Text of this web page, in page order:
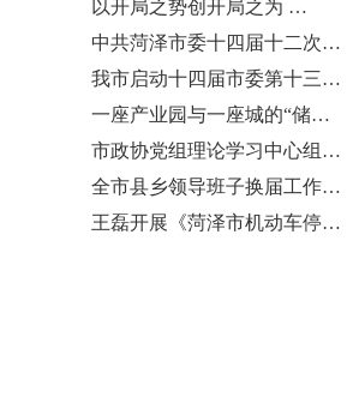
以开局之势创开局之为 …
中共菏泽市委十四届十二次…
我市启动十四届市委第十三…
一座产业园与一座城的“储…
市政协党组理论学习中心组…
全市县乡领导班子换届工作…
王磊开展《菏泽市机动车停…